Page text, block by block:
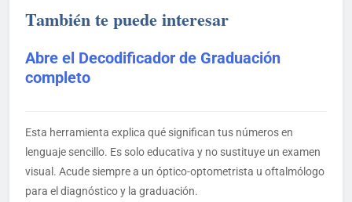
También te puede interesar
Abre el Decodificador de Graduación
completo
Esta herramienta explica qué significan tus números en
lenguaje sencillo. Es solo educativa y no sustituye un examen
visual. Acude siempre a un óptico-optometrista u oftalmólogo
para el diagnóstico y la graduación.